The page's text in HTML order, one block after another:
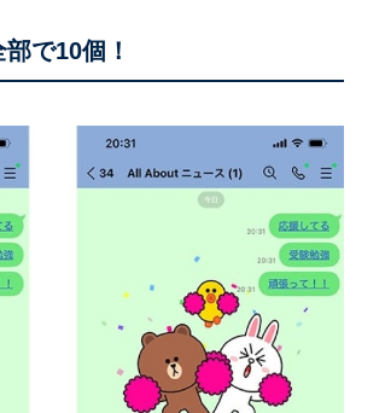
で10個！